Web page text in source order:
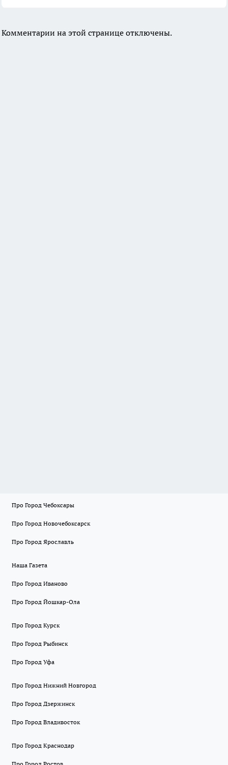
Комментарии на этой странице отключены.
Про Город Чебоксары
Про Город Новочебоксарск
Про Город Ярославль
Наша Газета
Про Город Иваново
Про Город Йошкар-Ола
Про Город Курск
Про Город Рыбинск
Про Город Уфа
Про Город Нижний Новгород
Про Город Дзержинск
Про Город Владивосток
Про Город Краснодар